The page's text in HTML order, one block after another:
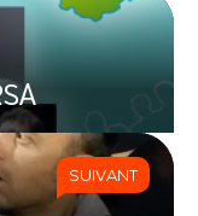
SUIVANT